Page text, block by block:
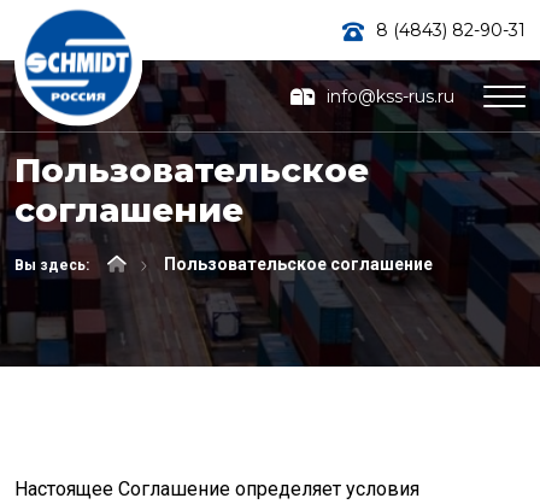
8 (4843) 82-90-31
info@kss-rus.ru
Пользовательское
соглашение
Вы здесь: Пользовательское соглашение
Настоящее Соглашение определяет условия